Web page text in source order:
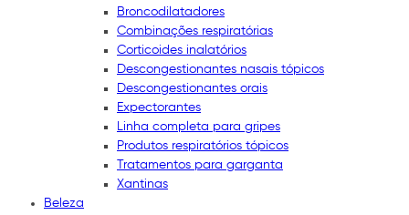
Broncodilatadores
Combinações respiratórias
Corticoides inalatórios
Descongestionantes nasais tópicos
Descongestionantes orais
Expectorantes
Linha completa para gripes
Produtos respiratórios tópicos
Tratamentos para garganta
Xantinas
Beleza